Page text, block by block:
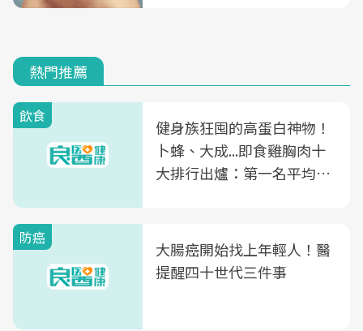
熱門推薦
飲食
健身族狂囤的高蛋白神物！
卜蜂、大成...即食雞胸肉十
大排行出爐：第一名平均一
防癌
大腸癌開始找上年輕人！醫
提醒四十世代三件事